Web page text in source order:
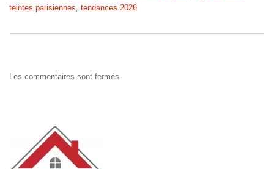
teintes parisiennes, tendances 2026
Les commentaires sont fermés.